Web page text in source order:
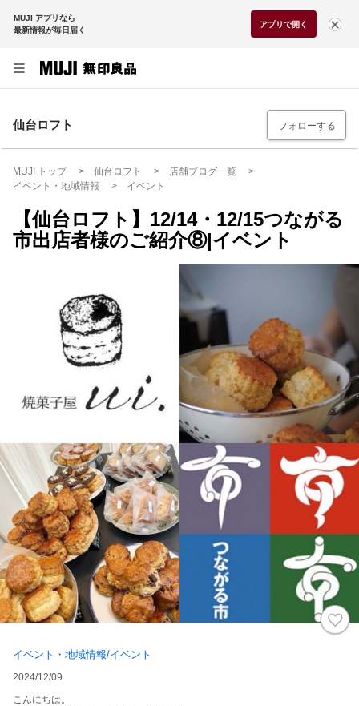
MUJI アプリなら
最新情報が毎日届く
アプリで開く
仙台ロフト フォローする
MUJI トップ 仙台ロフト
店舗ブログ一覧
イベント・地域情報
イベント
【仙台ロフト】12/14・12/15つながる
市出店者様のご紹介⑧|イベント
イベント・地域情報/イベント
2024/12/09
こんにちは。